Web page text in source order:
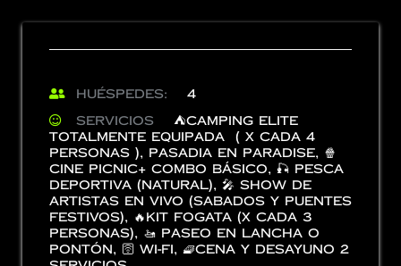
Huéspedes:
4
Servicios
⛺️Camping Elite
totalmente equipada ( x cada 4
Personas ), Pasadia en Paradise, 🍿
Cine Picnic+ Combo Básico, 🎣 Pesca
Deportiva (Natural), 🎤 Show de
artistas en vivo (Sabados y puentes
festivos), 🔥Kit fogata (x cada 3
Personas), 🚤 paseo en lancha o
Pontón, 🛜 Wi-Fi, 🧇Cena y Desayuno 2